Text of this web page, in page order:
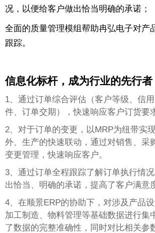
况，以便给客户做出恰当明确的承诺；
全面的质量管理模组帮助冉弘电子对产
跟踪。
信息化标杆，成为行业的先行者
1、通过订单综合评估（客户等级、信
件、订单交期），快速响应客户订货要
2、对于订单的变更，以MRP为纽带实
外、生产的快速联动，通过对销售、采
变更管理，快速响应客户。
3、通过订单全程跟踪了解订单执行情
出恰当、明确的承诺，提高了客户满意
4、在顺景ERP的协助下，对涉及产品设
加工制造、物料管理等基础数据进行集
了数据的完整准确性，同时对比相关参